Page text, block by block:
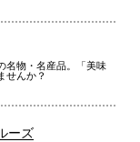
名物・名産品。「美味
せんか？
ーズ